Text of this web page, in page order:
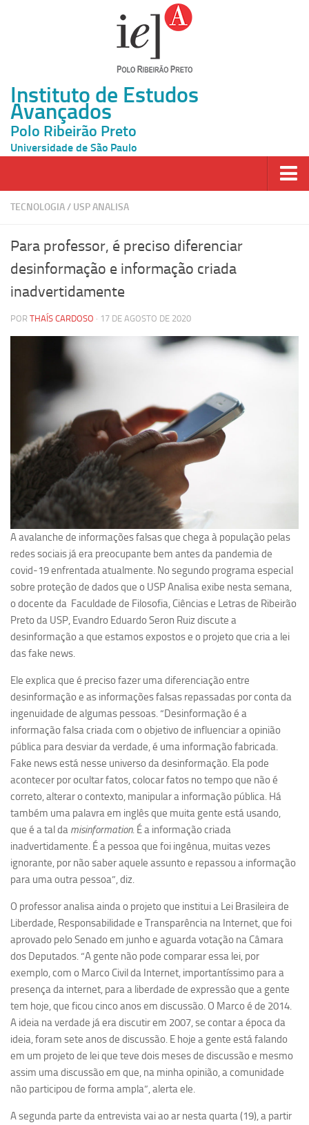
Instituto de Estudos
Avançados
Polo Ribeirão Preto
Universidade de São Paulo
Página Inicial
Inscrição
Grupos de Estudo
Ciência, Arte, Educação e Sociedade: CienArtES
Grupo de Estudos Avançados em Tecnologia e Informação
em Saúde com foco em Populações Vulneráveis
(Confluencia)
Grupos de estudo encerrados
Grupos de Pesquisa
Criminologia Experimental e Segurança Pública
Direito e Tecnologia (Tech Law)
Grupo de Pesquisa GPUBLIC – Centro de Estudos em Gestão
e Políticas Públicas Contemporâneas
Grupos de pesquisa encerrados
Ano Sabático
Cíntia Rosa Pereira de Lima
Cristina Godoy Bernardo de Oliveira (FDRP)
Fabiana Cristina Severi (FDRP)
Fernando de Lima Caneppele
Geciane Silveira Porto
Maria Paula Costa Bertran
Professores Seniores Encerrados
Institucional
Polo Ribeirão Preto
Equipe
Estrutura do polo
Espaço de Eventos
Projetos
Ciência com Pipoca
Ciência Por Elas
Pint of Science
União Pró-Vacina
TECNOLOGIA/ USP ANALISA
Para professor, é preciso diferenciar
desinformação e informação criada
inadvertidamente
POR THAÍS CARDOSO · 17 DE AGOSTO DE 2020
A avalanche de informações falsas que chega à população pelas
redes sociais já era preocupante bem antes da pandemia de
covid-19 enfrentada atualmente. No segundo programa especial
sobre proteção de dados que o USP Analisa exibe nesta semana,
o docente da Faculdade de Filosofia, Ciências e Letras de Ribeirão
Preto da USP, Evandro Eduardo Seron Ruiz discute a
desinformação a que estamos expostos e o projeto que cria a lei
das fake news.
Ele explica que é preciso fazer uma diferenciação entre
desinformação e as informações falsas repassadas por conta da
ingenuidade de algumas pessoas. “Desinformação é a
informação falsa criada com o objetivo de influenciar a opinião
pública para desviar da verdade, é uma informação fabricada.
Fake news está nesse universo da desinformação. Ela pode
acontecer por ocultar fatos, colocar fatos no tempo que não é
correto, alterar o contexto, manipular a informação pública. Há
também uma palavra em inglês que muita gente está usando,
que é a tal da misinformation. É a informação criada
inadvertidamente. É a pessoa que foi ingênua, muitas vezes
ignorante, por não saber aquele assunto e repassou a informação
para uma outra pessoa”, diz.
O professor analisa ainda o projeto que institui a Lei Brasileira de
Liberdade, Responsabilidade e Transparência na Internet, que foi
aprovado pelo Senado em junho e aguarda votação na Câmara
dos Deputados. “A gente não pode comparar essa lei, por
exemplo, com o Marco Civil da Internet, importantíssimo para a
presença da internet, para a liberdade de expressão que a gente
tem hoje, que ficou cinco anos em discussão. O Marco é de 2014.
A ideia na verdade já era discutir em 2007, se contar a época da
ideia, foram sete anos de discussão. E hoje a gente está falando
em um projeto de lei que teve dois meses de discussão e mesmo
assim uma discussão em que, na minha opinião, a comunidade
não participou de forma ampla”, alerta ele.
A segunda parte da entrevista vai ao ar nesta quarta (19), a partir